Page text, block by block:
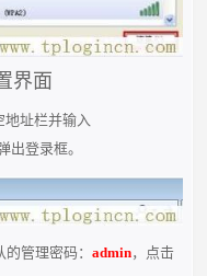
界面
地址栏并输入
出登录框。
管理密码： admin，点击